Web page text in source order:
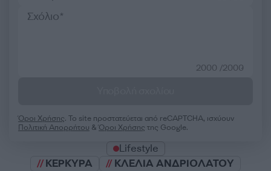
2000 /2000
Όροι Χρήσης. Το site προστατεύεται από reCAPTCHA, ισχύουν
Πολιτική Απορρήτου &Όροι Χρήσης της Google.
Lifestyle
ΚΕΡΚΥΡΑ
ΚΛΕΛΙΑ ΑΝΔΡΙΟΛΑΤΟΥ